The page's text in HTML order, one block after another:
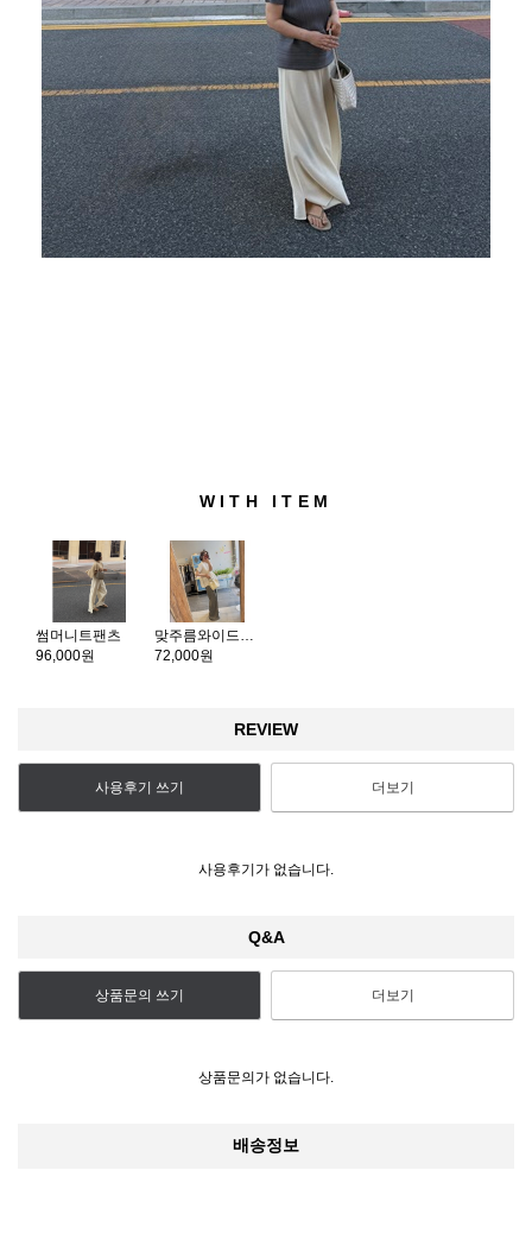
WITH ITEM
썸머니트팬츠
96,000원
72,000원
REVIEW
사용후기 쓰기 더보기
사용후기가 없습니다.
Q&A
상품문의 쓰기 더보기
상품문의가 없습니다.
배송정보